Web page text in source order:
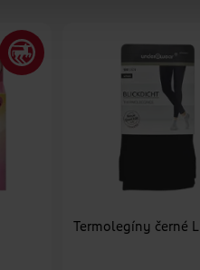
Termolegíny černé L